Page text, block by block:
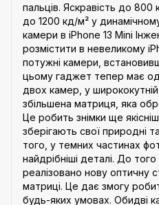
пальців. Яскравість до
до 1200 кд/м² у
камери в iPhone 13 Mini
розмістити в невеликому
потужні камери,
цьому гаджет тепер має
двох камер, у
збільшена матриця, яка
Це робить знімки ще
зберігають свої природні
того, у темних частинах
найдрібніші деталі. До
реалізовано нову оптичну
матриці. Це дає змогу
будь-яких умовах. Обидві